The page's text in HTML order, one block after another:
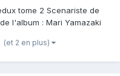
tome 2 Scenariste de
l'album : Mari Yamazaki
l'ingénieur Lucius
(et 2 en plus)